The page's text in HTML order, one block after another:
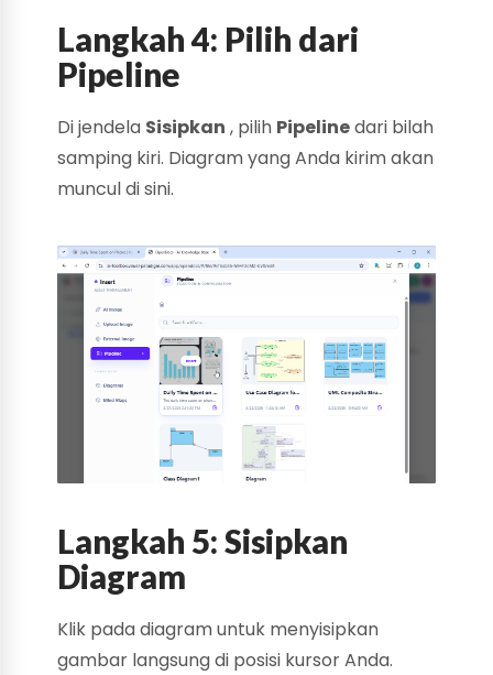
Langkah 4: Pilih dari
Pipeline
Di jendela Sisipkan , pilih Pipelinedari bilah
samping kiri. Diagram yang Anda kirim akan
muncul di sini.
Langkah 5: Sisipkan
Diagram
Klik pada diagram untuk menyisipkan
gambar langsung di posisi kursor Anda.